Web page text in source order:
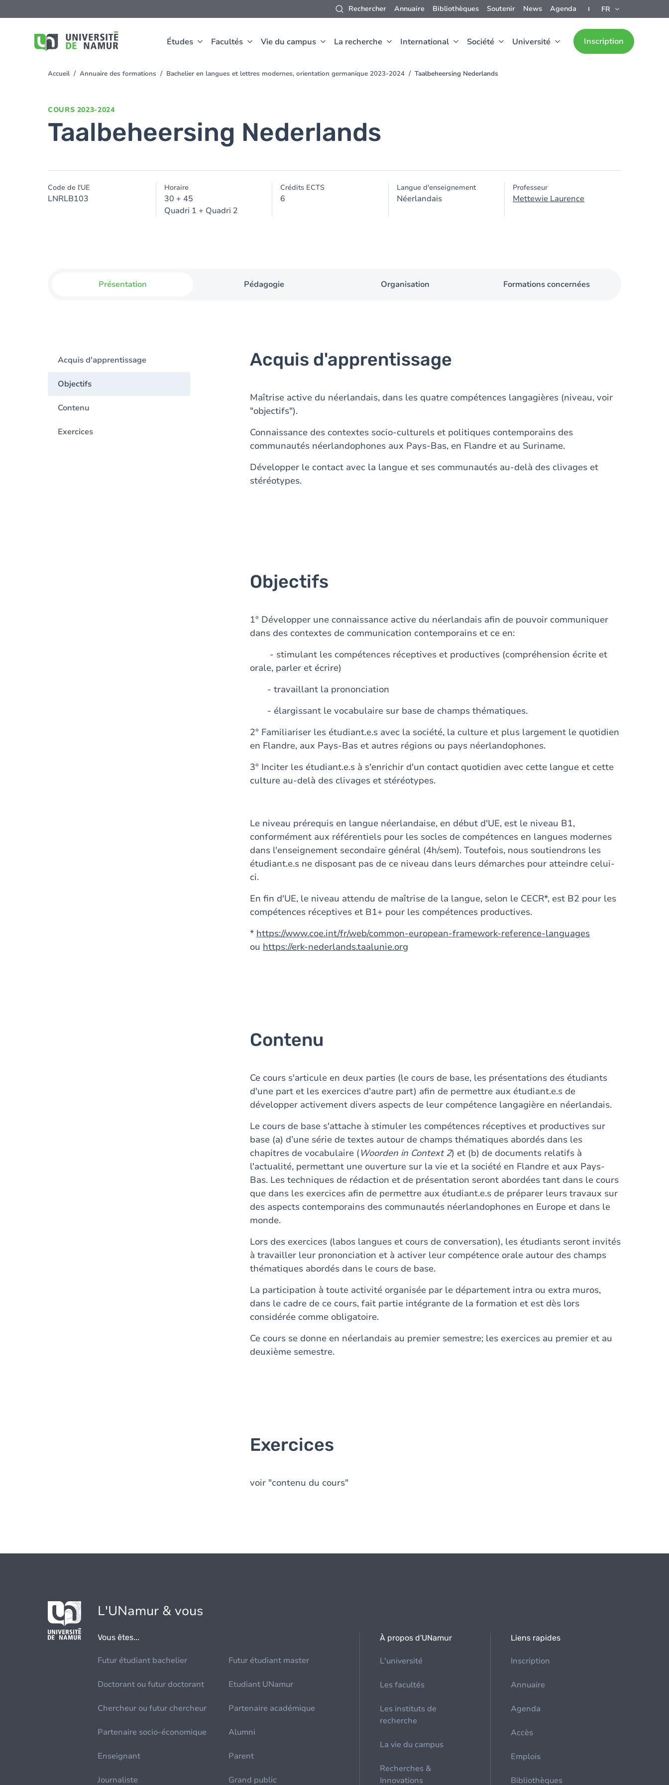
Rechercher Annuaire Bibliothèques Soutenir News Agenda FR
Études Facultés Vie du campus La recherche International Société Université Inscription
au
You
Accueil Annuaire des formations Bachelier en langues et lettres modernes, orientation germanique 2023-2024 Taalbeheersing Nederlands
COURS 2023-2024
Taalbeheersing Nederlands
Code de l'UE
LNRLB103
Horaire
30 + 45
Quadri 1 + Quadri 2
Crédits ECTS
6
Langue d'enseignement
Néerlandais
Professeur
Mettewie Laurence
Présentation Pédagogie Organisation Formations concernées
Acquis d'apprentissage
Objectifs
Contenu
Exercices
Acquis d'apprentissage
Maîtrise active du néerlandais, dans les quatre compétences langagières (niveau, voir
"objectifs").
Connaissance des contextes socio-culturels et politiques contemporains des
communautés néerlandophones aux Pays-Bas, en Flandre et au Suriname.
Développer le contact avec la langue et ses communautés au-delà des clivages et
stéréotypes.
Objectifs
1° Développer une connaissance active du néerlandais afin de pouvoir communiquer
dans des contextes de communication contemporains et ce en:
- stimulant les compétences réceptives et productives (compréhension écrite et
orale, parler et écrire)
- travaillant la prononciation
- élargissant le vocabulaire sur base de champs thématiques.
2° Familiariser les étudiant.e.s avec la société, la culture et plus largement le quotidien
en Flandre, aux Pays-Bas et autres régions ou pays néerlandophones.
3° Inciter les étudiant.e.s à s'enrichir d'un contact quotidien avec cette langue et cette
culture au-delà des clivages et stéréotypes.
Le niveau prérequis en langue néerlandaise, en début d'UE, est le niveau B1,
conformément aux référentiels pour les socles de compétences en langues modernes
dans l'enseignement secondaire général (4h/sem). Toutefois, nous soutiendrons les
étudiant.e.s ne disposant pas de ce niveau dans leurs démarches pour atteindre celui-
ci.
En fin d'UE, le niveau attendu de maîtrise de la langue, selon le CECR*, est B2 pour les
compétences réceptives et B1+ pour les compétences productives.
* https://www.coe.int/fr/web/common-european-framework-reference-languages
ou https://erk-nederlands.taalunie.org
Contenu
Ce cours s'articule en deux parties (le cours de base, les présentations des étudiants
d'une part et les exercices d'autre part) afin de permettre aux étudiant.e.s de
développer activement divers aspects de leur compétence langagière en néerlandais.
Le cours de base s'attache à stimuler les compétences réceptives et productives sur
base (a) d’une série de textes autour de champs thématiques abordés dans les
chapitres de vocabulaire ( Woorden in Context 2) et (b) de documents relatifs à
l'actualité, permettant une ouverture sur la vie et la société en Flandre et aux Pays-
Bas. Les techniques de rédaction et de présentation seront abordées tant dans le cours
que dans les exercices afin de permettre aux étudiant.e.s de préparer leurs travaux sur
des aspects contemporains des communautés néerlandophones en Europe et dans le
monde.
Lors des exercices (labos langues et cours de conversation), les étudiants seront invités
à travailler leur prononciation et à activer leur compétence orale autour des champs
thématiques abordés dans le cours de base.
La participation à toute activité organisée par le département intra ou extra muros,
dans le cadre de ce cours, fait partie intégrante de la formation et est dès lors
considérée comme obligatoire.
Ce cours se donne en néerlandais au premier semestre; les exercices au premier et au
deuxième semestre.
Exercices
voir "contenu du cours"
L'UNamur & vous
Vous êtes...
Futur étudiant bachelier Futur étudiant master
Doctorant ou futur doctorant Etudiant UNamur
Chercheur ou futur chercheur Partenaire académique
Partenaire socio-économique Alumni
Enseignant Parent
Journaliste Grand public
À propos d'UNamur
L'université
Les facultés
Les instituts de
recherche
La vie du campus
Recherches &
Innovations
Liens rapides
Inscription
Annuaire
Agenda
Accès
Emplois
Bibliothèques